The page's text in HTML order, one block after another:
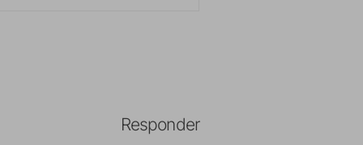
Responder